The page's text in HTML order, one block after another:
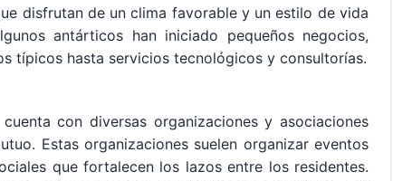
disfrutan de un clima favorable y un estilo de vida
antárticos han iniciado pequeños negocios,
típicos hasta servicios tecnológicos y consultorías.
con diversas organizaciones y asociaciones
Estas organizaciones suelen organizar eventos
que fortalecen los lazos entre los residentes.